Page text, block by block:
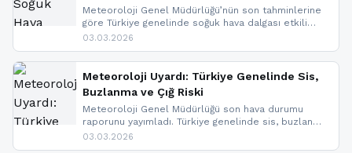
Meteoroloji Genel Müdürlüğü’nün son tahminlerine
göre Türkiye genelinde soğuk hava dalgası etkili
oluyor. Birçok il için kar yağışı ve buzlanma uyarısı
03.03.2026
Meteoroloji Uyardı: Türkiye Genelinde Sis,
Buzlanma ve Çığ Riski
Meteoroloji Genel Müdürlüğü son hava durumu
raporunu yayımladı. Türkiye genelinde sis, buzlanma
ve don beklenirken Doğu Anadolu ve Doğu
03.03.2026